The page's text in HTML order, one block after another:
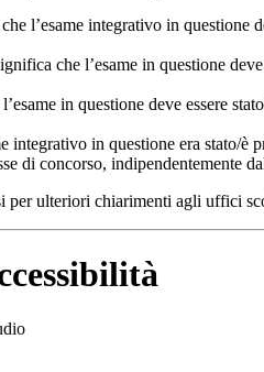
l’esame integrativo in questione
che l’esame in questione
in questione deve essere
integrativo in questione era stato/è
di concorso, indipendentemente
per ulteriori chiarimenti agli uffici